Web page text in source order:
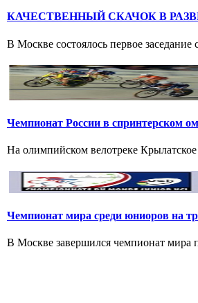
КАЧЕСТВЕННЫЙ СКАЧОК В
В Москве состоялось первое
Чемпионат России в спринтерском
На олимпийском велотреке
Чемпионат мира среди юниоров на
В Москве завершился чемпионат мира